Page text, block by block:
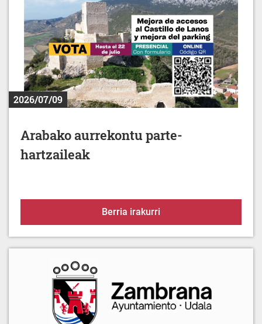
2026/07/09
Arabako aurrekontu parte-
hartzaileak
Berria irakurri